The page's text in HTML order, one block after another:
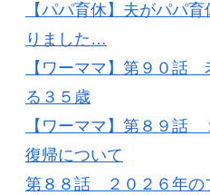
【パパ育休】夫がパパ育
りました…
【ワーママ】第９０話
る３５歳
【ワーママ】第８９話
復帰について
第８８話 ２０２６年の